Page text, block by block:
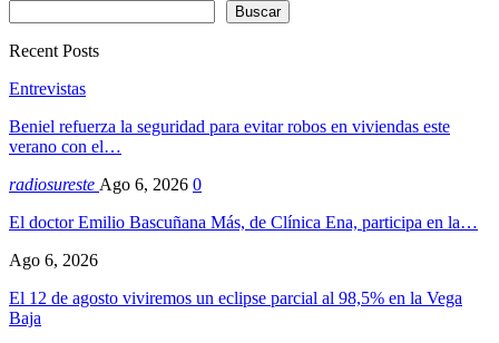
Buscar
Recent Posts
Entrevistas
Beniel refuerza la seguridad para evitar robos en viviendas este
verano con el…
radiosureste Ago 6, 2026 0
El doctor Emilio Bascuñana Más, de Clínica Ena, participa en la…
Ago 6, 2026
El 12 de agosto viviremos un eclipse parcial al 98,5% en la Vega
Baja